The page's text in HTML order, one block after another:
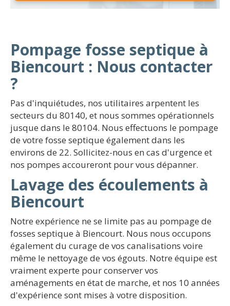
Pompage fosse septique à
Biencourt : Nous contacter
?
Pas d'inquiétudes, nos utilitaires arpentent les
secteurs du 80140, et nous sommes opérationnels
jusque dans le 80104. Nous effectuons le pompage
de votre fosse septique également dans les
environs de 22. Sollicitez-nous en cas d'urgence et
nos pompes accoureront pour vous dépanner.
Lavage des écoulements à
Biencourt
Notre expérience ne se limite pas au pompage de
fosses septique à Biencourt. Nous nous occupons
également du curage de vos canalisations voire
même le nettoyage de vos égouts. Notre équipe est
vraiment experte pour conserver vos
aménagements en état de marche, et nos 10 années
d'expérience sont mises à votre disposition.